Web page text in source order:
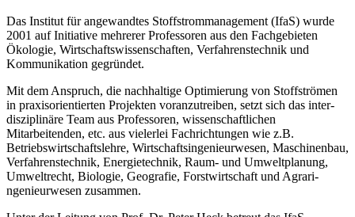
Das Institut für angewandtes Stoffstrommanagement (IfaS) wurde
2001 auf Initiative mehrerer Professoren aus den Fachgebieten
Ökologie, Wirtschaft­swissenschaften, Verfahrenstechnik und
Kommunikation gegründet.
Mit dem Anspruch, die nachhaltige Optimierung von Stoffströmen
in praxisorientierten Projekten voranzutreiben, setzt sich das inter­
disziplinäre Team aus Professoren, wissenschaftlichen
Mitarbeitenden, etc. aus vielerlei Fachrichtungen wie z.B.
Betriebswirtschafts­lehre, Wirtschafts­ingenieurwesen, Maschinenbau,
Verfahrens­technik, Energietechnik, Raum- und Umweltplanung,
Umweltrecht, Biologie, Geografie, Forstwirtschaft und Agrari­
ngenieurwesen zusammen.